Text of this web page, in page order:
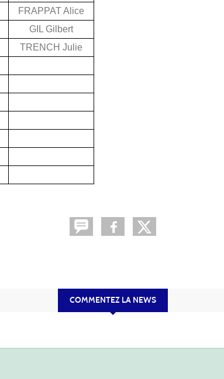
FRAPPAT Alice
GIL Gilbert
TRENCH Julie
COMMENTEZ LA NEWS